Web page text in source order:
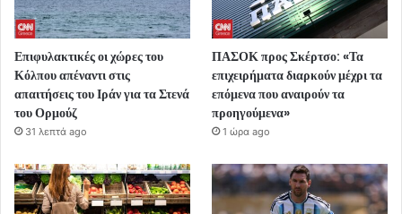
Επιφυλακτικές οι χώρες του
Κόλπου απέναντι στις
απαιτήσεις του Ιράν για τα Στενά
του Ορμούζ
31 λεπτά ago
ΠΑΣΟΚ προς Σκέρτσο: «Τα
επιχειρήματα διαρκούν μέχρι τα
επόμενα που αναιρούν τα
προηγούμενα»
1 ώρα ago